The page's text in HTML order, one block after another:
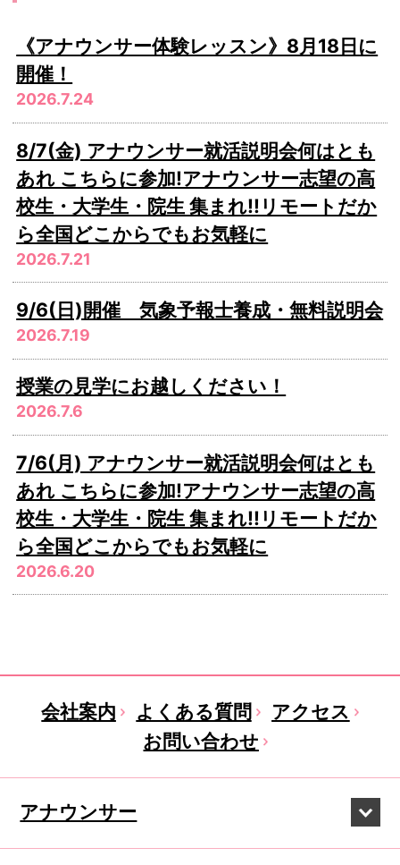
《アナウンサー体験レッスン》8月18日に
開催！
2026.7.24
8/7(金) アナウンサー就活説明会何はとも
あれ こちらに参加!アナウンサー志望の高
校生・大学生・院生 集まれ!!リモートだか
ら全国どこからでもお気軽に
2026.7.21
9/6(日)開催 気象予報士養成・無料説明会
2026.7.19
授業の見学にお越しください！
2026.7.6
7/6(月) アナウンサー就活説明会何はとも
あれ こちらに参加!アナウンサー志望の高
校生・大学生・院生 集まれ!!リモートだか
ら全国どこからでもお気軽に
2026.6.20
会社案内 よくある質問
アクセス
お問い合わせ
アナウンサー